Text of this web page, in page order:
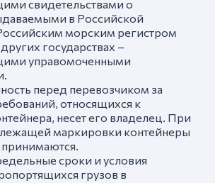
свидетельствами о
в Российской
морским регистром
государствах –
управомоченными
перед перевозчиком за
относящихся к
несет его владелец. При
маркировки контейнеры
принимаются.
сроки и условия
грузов в